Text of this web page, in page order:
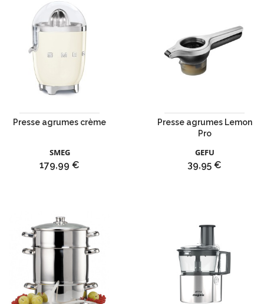
Presse agrumes crème
SMEG
Prix
179,99 €
Presse agrumes Lemon
Pro
GEFU
Prix
39,95 €